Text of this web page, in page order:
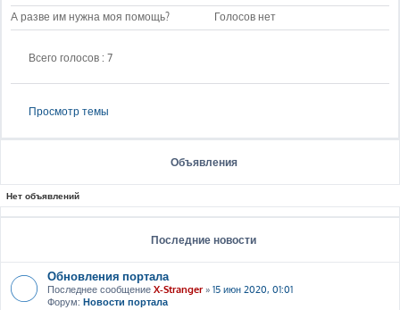
А разве им нужна моя помощь?
Голосов нет
Всего голосов : 7
Просмотр темы
Объявления
Нет объявлений
Последние новости
Обновления портала
Последнее сообщение X-Stranger» 15 июн 2020, 01:01
Форум: Новости портала